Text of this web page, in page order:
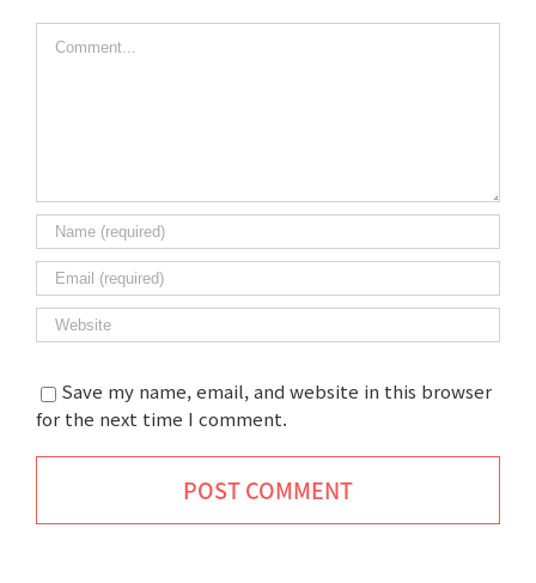
Comment
Save my name, email, and website in this browser
for the next time I comment.